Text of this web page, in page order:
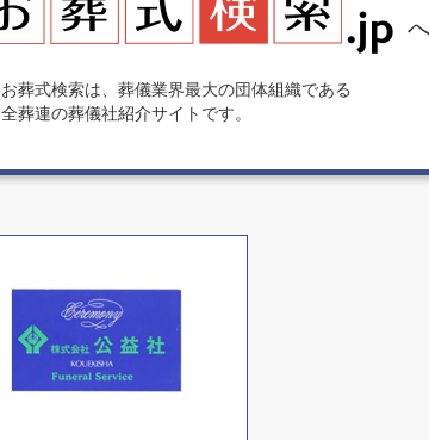
お葬式検索は、葬儀業界最大の団体組織である
全葬連の葬儀社紹介サイトです。